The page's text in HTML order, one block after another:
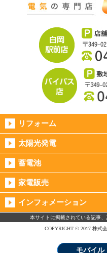
リフォーム
太陽光発電
蓄電池
家電販売
インフォメーション
本サイトに掲載されている記事
COPYRIGHT © 2017 株式
モバイル